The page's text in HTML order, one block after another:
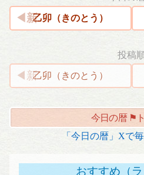
乙卯（きのとう）
投稿
投
稿
ナ
シ
乙卯（きのとう）
今日の暦 ⚑
「今日の暦」Xで
おすすめ（ラ